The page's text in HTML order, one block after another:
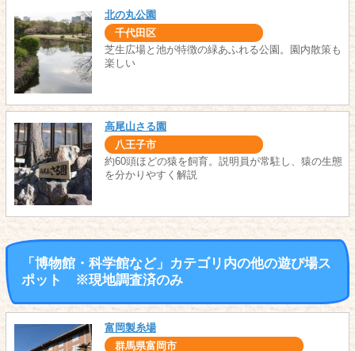
北の丸公園
千代田区
芝生広場と池が特徴の緑あふれる公園。園内散策も
楽しい
高尾山さる園
八王子市
約60頭ほどの猿を飼育。説明員が常駐し、猿の生態
を分かりやすく解説
「博物館・科学館など」カテゴリ内の他の遊び場ス
ポット ※現地調査済のみ
富岡製糸場
群馬県富岡市